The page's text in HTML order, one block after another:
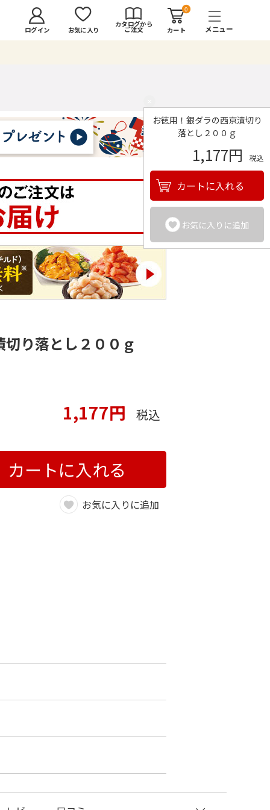
ログイン お気に入り
カタログから
ご注文
0
カート
お徳用！銀ダラの西京漬切り
落とし２００ｇ
1,177円 税込
カートに入れる
お気に入りに追加
り落とし２００ｇ
1,177円 税込
カートに入れる
お気に入りに追加